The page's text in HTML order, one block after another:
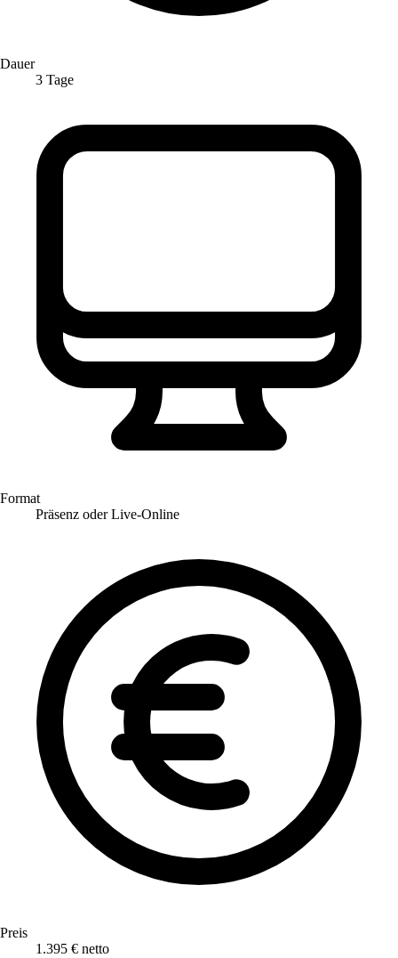
Dauer
3 Tage
Format
Präsenz oder Live-Online
Preis
1.395 € netto